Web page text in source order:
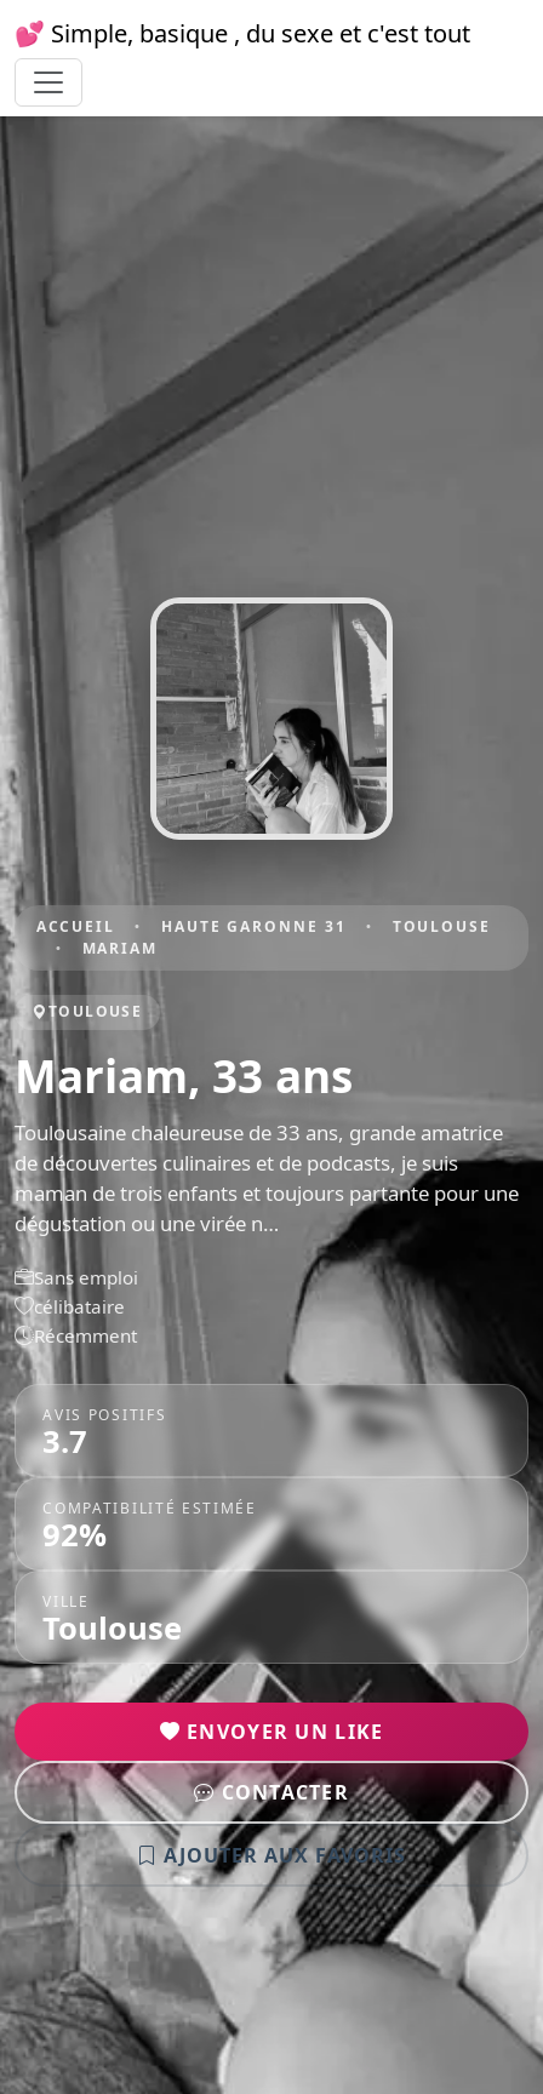
💕 Simple, basique , du sexe et c'est tout
ACCUEIL HAUTE GARONNE 31
TOULOUSE
MARIAM
TOULOUSE
Mariam, 33 ans
Toulousaine chaleureuse de 33 ans, grande amatrice
de découvertes culinaires et de podcasts, je suis
maman de trois enfants et toujours partante pour une
dégustation ou une virée n…
Sans emploi
célibataire
Récemment
AVIS POSITIFS
3.7
COMPATIBILITÉ ESTIMÉE
92%
VILLE
Toulouse
ENVOYER UN LIKE
CONTACTER
AJOUTER AUX FAVORIS